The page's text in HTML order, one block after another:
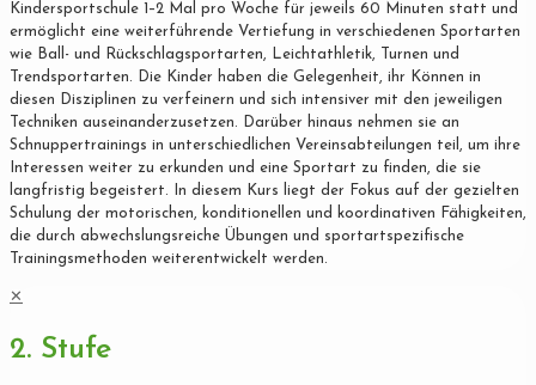
Kindersportschule 1–2 Mal pro Woche für jeweils 60 Minuten statt und
ermöglicht eine weiterführende Vertiefung in verschiedenen Sportarten
wie Ball- und Rückschlagsportarten, Leichtathletik, Turnen und
Trendsportarten. Die Kinder haben die Gelegenheit, ihr Können in
diesen Disziplinen zu verfeinern und sich intensiver mit den jeweiligen
Techniken auseinanderzusetzen. Darüber hinaus nehmen sie an
Schnuppertrainings in unterschiedlichen Vereinsabteilungen teil, um ihre
Interessen weiter zu erkunden und eine Sportart zu finden, die sie
langfristig begeistert. In diesem Kurs liegt der Fokus auf der gezielten
Schulung der motorischen, konditionellen und koordinativen Fähigkeiten,
die durch abwechslungsreiche Übungen und sportartspezifische
Trainingsmethoden weiterentwickelt werden.
✕
2. Stufe